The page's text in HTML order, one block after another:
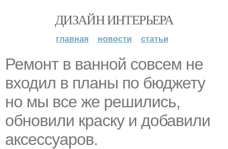
ДИЗАЙН ИНТЕРЬЕРА
главная новости статьи
Ремонт в ванной совсем не
входил в планы по бюджету
но мы все же решились,
обновили краску и добавили
аксессуаров.